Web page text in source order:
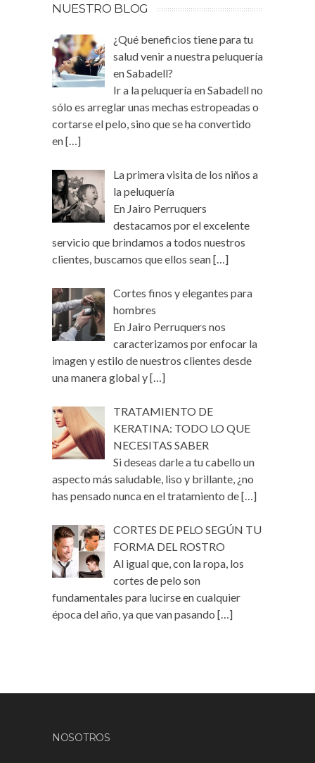
NUESTRO BLOG
¿Qué beneficios tiene para tu
salud venir a nuestra peluquería
en Sabadell?
Ir a la peluquería en Sabadell no
sólo es arreglar unas mechas estropeadas o
cortarse el pelo, sino que se ha convertido
en[…]
La primera visita de los niños a
la peluquería
En Jairo Perruquers
destacamos por el excelente
servicio que brindamos a todos nuestros
clientes, buscamos que ellos sean[…]
Cortes finos y elegantes para
hombres
En Jairo Perruquers nos
caracterizamos por enfocar la
imagen y estilo de nuestros clientes desde
una manera global y[…]
TRATAMIENTO DE
KERATINA: TODO LO QUE
NECESITAS SABER
Si deseas darle a tu cabello un
aspecto más saludable, liso y brillante, ¿no
has pensado nunca en el tratamiento de[…]
CORTES DE PELO SEGÚN TU
FORMA DEL ROSTRO
Al igual que, con la ropa, los
cortes de pelo son
fundamentales para lucirse en cualquier
época del año, ya que van pasando […]
NOSOTROS